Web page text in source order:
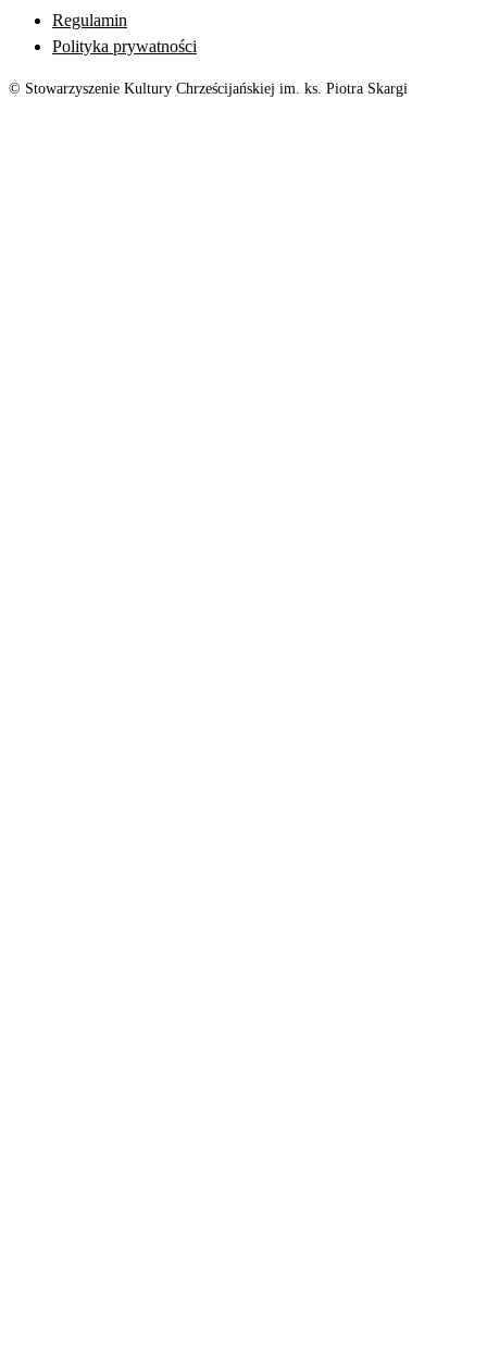
Regulamin
Polityka prywatności
© Stowarzyszenie Kultury Chrześcijańskiej im. ks. Piotra Skargi